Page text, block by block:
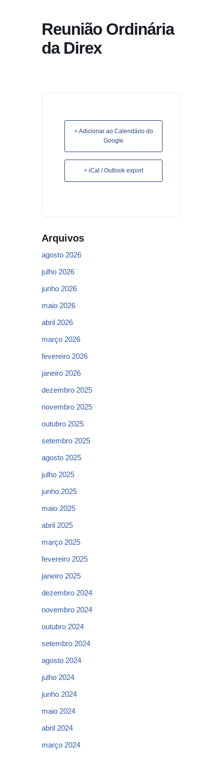
Reunião Ordinária
da Direx
+ Adicionar ao Calendário do
Google
+ iCal / Outlook export
Arquivos
agosto 2026
julho 2026
junho 2026
maio 2026
abril 2026
março 2026
fevereiro 2026
janeiro 2026
dezembro 2025
novembro 2025
outubro 2025
setembro 2025
agosto 2025
julho 2025
junho 2025
maio 2025
abril 2025
março 2025
fevereiro 2025
janeiro 2025
dezembro 2024
novembro 2024
outubro 2024
setembro 2024
agosto 2024
julho 2024
junho 2024
maio 2024
abril 2024
março 2024